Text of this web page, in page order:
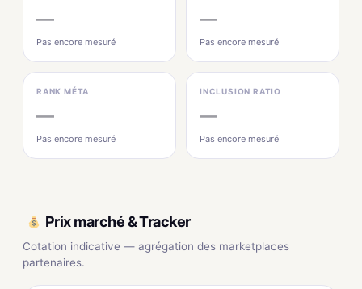
—
Pas encore mesuré
—
Pas encore mesuré
RANK MÉTA
—
Pas encore mesuré
INCLUSION RATIO
—
Pas encore mesuré
Prix marché & Tracker
Cotation indicative — agrégation des marketplaces
partenaires.